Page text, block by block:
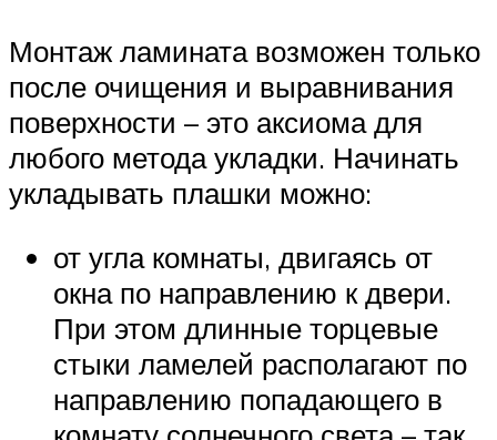
Монтаж ламината возможен только
после очищения и выравнивания
поверхности – это аксиома для
любого метода укладки. Начинать
укладывать плашки можно:
от угла комнаты, двигаясь от
окна по направлению к двери.
При этом длинные торцевые
стыки ламелей располагают по
направлению попадающего в